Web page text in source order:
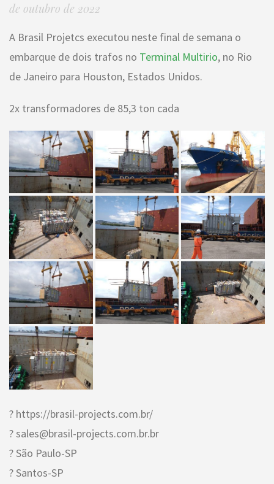
de outubro de 2022
A Brasil Projetcs executou neste final de semana o
embarque de dois trafos no Terminal Multirio, no Rio
de Janeiro para Houston, Estados Unidos.
2x transformadores de 85,3 ton cada
? https://brasil-projects.com.br/
? sales@brasil-projects.com.br.br
? São Paulo-SP
? Santos-SP